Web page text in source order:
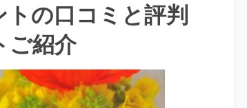
の口コミと評判
ご紹介